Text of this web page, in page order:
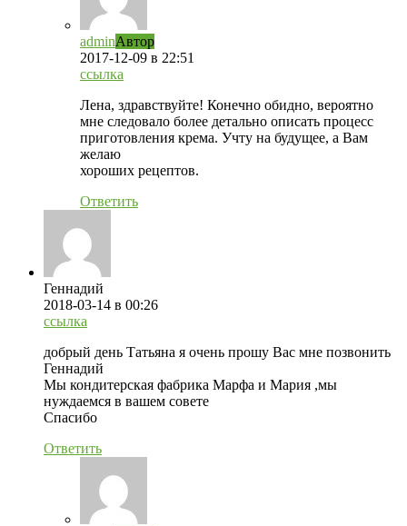
adminАвтор
2017-12-09 в 22:51
ссылка
Лена, здравствуйте! Конечно обидно, вероятно
мне следовало более детально описать процесс
приготовления крема. Учту на будущее, а Вам
желаю
хороших рецептов.
Ответить
Геннадий
2018-03-14 в 00:26
ссылка
добрый день Татьяна я очень прошу Вас мне позвонить
Геннадий
Мы кондитерская фабрика Марфа и Мария ,мы
нуждаемся в вашем совете
Спасибо
Ответить